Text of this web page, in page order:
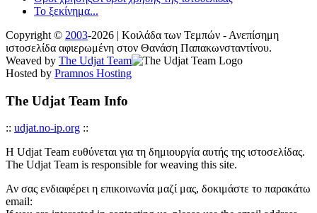
Το ξεκίνημα...
Copyright © 2003-2026 | Κοιλάδα των Τεμπών - Ανεπίσημη
ιστοσελίδα αφιερωμένη στον Θανάση Παπακωνσταντίνου.
Weaved by The Udjat Team
Hosted by Pramnos Hosting
The Udjat Team Info
:: udjat.no-ip.org ::
Η Udjat Team ευθύνεται για τη δημιουργία αυτής της ιστοσελίδας.
The Udjat Team is responsible for weaving this site.
Αν σας ενδιαφέρει η επικοινωνία μαζί μας, δοκιμάστε το παρακάτω
email: